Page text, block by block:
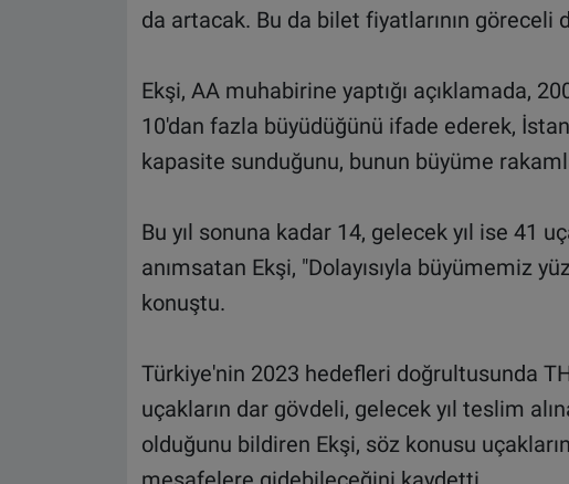
da artacak. Bu da bilet fiyatlarının göreceli
Ekşi, AA muhabirine yaptığı açıklamada,
10'dan fazla büyüdüğünü ifade ederek,
kapasite sunduğunu, bunun büyüme
Bu yıl sonuna kadar 14, gelecek yıl ise 41
anımsatan Ekşi, "Dolayısıyla büyümemiz
konuştu.
Türkiye'nin 2023 hedefleri doğrultusunda
uçakların dar gövdeli, gelecek yıl teslim
olduğunu bildiren Ekşi, söz konusu